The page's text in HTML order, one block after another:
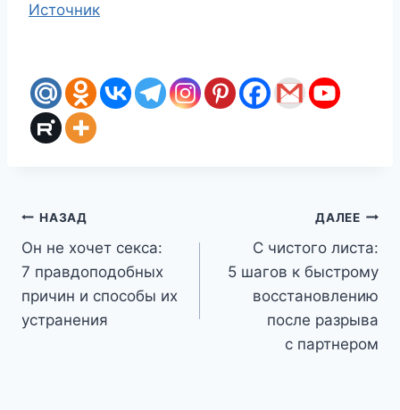
Источник
Навигация
по
записям
НАЗАД
Он не хочет секса:
7 правдоподобных
причин и способы их
устранения
ДАЛЕЕ
С чистого листа:
5 шагов к быстрому
восстановлению
после разрыва
с партнером